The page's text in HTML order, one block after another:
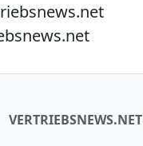
VERTRIEBSNEWS.NET